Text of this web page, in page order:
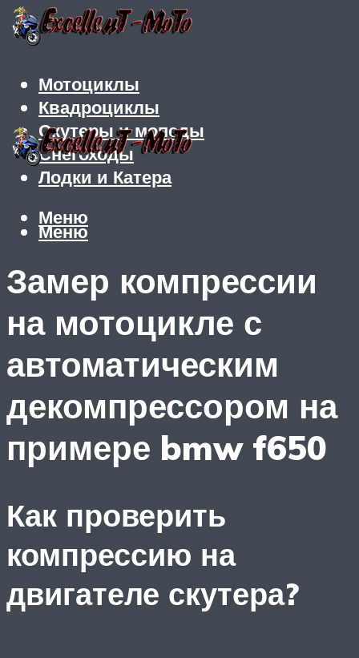
Мотоциклы
Квадроциклы
Скутеры и мопеды
Снегоходы
Лодки и Катера
Меню
Меню
Замер компрессии
на мотоцикле с
автоматическим
декомпрессором на
примере bmw f650
Как проверить
компрессию на
двигателе скутера?